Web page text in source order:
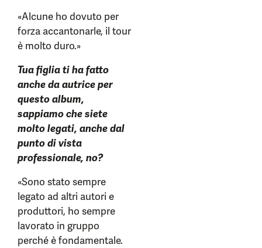
«Alcune ho dovuto per
forza accantonarle, il tour
è molto duro.»
Tua figlia ti ha fatto
anche da autrice per
questo album,
sappiamo che siete
molto legati, anche dal
punto di vista
professionale, no?
«Sono stato sempre
legato ad altri autori e
produttori, ho sempre
lavorato in gruppo
perché è fondamentale.